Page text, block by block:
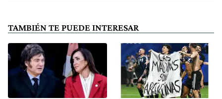
TAMBIÉN TE PUEDE INTERESAR